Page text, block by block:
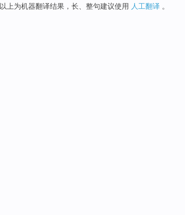
以上为机器翻译结果，长、整句建议使用 人工翻译 。